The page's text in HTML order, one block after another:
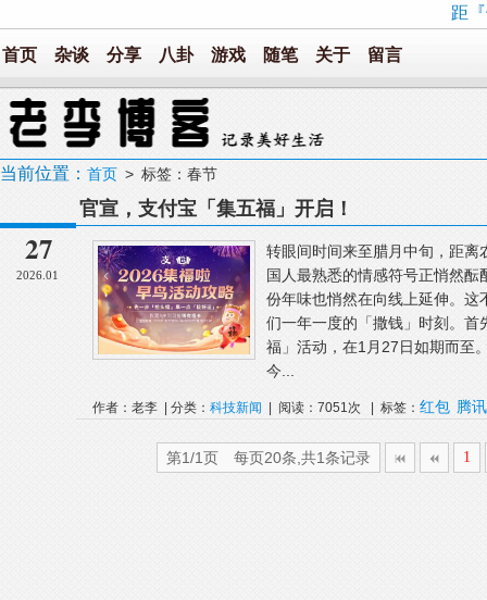
距
首页 杂谈 分享 八卦 游戏 随笔 关于 留言
当前位置： 首页 > 标签：春节
27
2026.01
官宣，支付宝「集五福」开启！
转眼间时间来至腊月中旬，距
国人最熟悉的情感符号正悄然
份年味也悄然在向线上延伸。
们一年一度的「撒钱」时刻。
福」活动，在1月27日如期而至
今...
作者：老李 | 分类： 科技新闻 | 阅读：7051次 | 标签： 红包 腾讯
第1/1页 每页20条,共1条记录 1